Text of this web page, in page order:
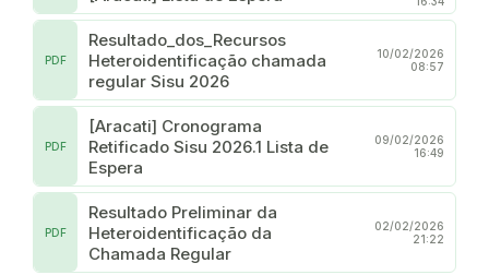
Resultado_dos_Recursos
Heteroidentificação chamada
regular Sisu 2026
PDF
10/02/2026
08:57
[Aracati] Cronograma
Retificado Sisu 2026.1 Lista de
Espera
PDF
09/02/2026
16:49
Resultado Preliminar da
Heteroidentificação da
Chamada Regular
PDF
02/02/2026
21:22